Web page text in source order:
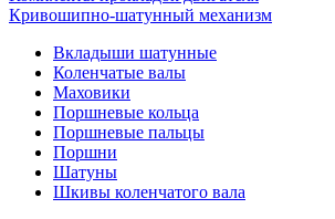
Кривошипно-шатунный механизм
Вкладыши шатунные
Коленчатые валы
Маховики
Поршневые кольца
Поршневые пальцы
Поршни
Шатуны
Шкивы коленчатого вала